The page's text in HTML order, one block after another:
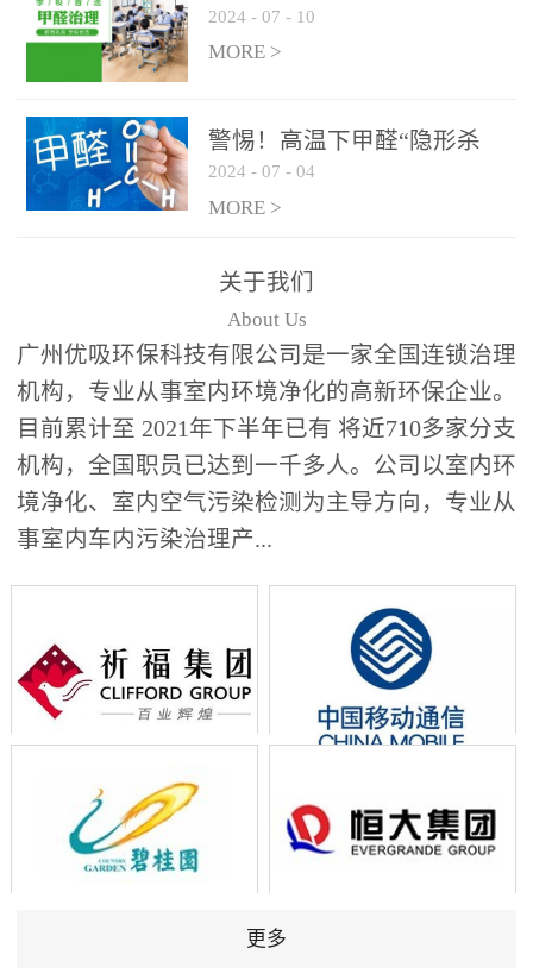
厅关于加强学校新建校舍室
内空气质量管理通知
2024 - 07 - 10
MORE >
警惕！高温下甲醛“隐形杀
手”来袭，你的家安全吗？
2024 - 07 - 04
MORE >
关于我们
About Us
广州优吸环保科技有限公司是一家全国连锁治理
机构，专业从事室内环境净化的高新环保企业。
目前累计至 2021年下半年已有 将近710多家分支
机构，全国职员已达到一千多人。公司以室内环
境净化、室内空气污染检测为主导方向，专业从
事室内车内污染治理产...
更多